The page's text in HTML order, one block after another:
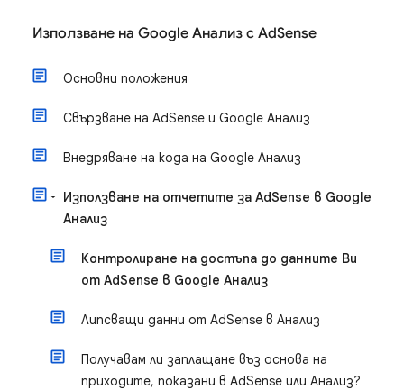
Използване на Google Анализ с AdSense
Основни положения
Свързване на AdSense и Google Анализ
Внедряване на кода на Google Анализ
Използване на отчетите за AdSense в Google
Анализ
Контролиране на достъпа до данните Ви
от AdSense в Google Анализ
Липсващи данни от AdSense в Анализ
Получавам ли заплащане въз основа на
приходите, показани в AdSense или Анализ?